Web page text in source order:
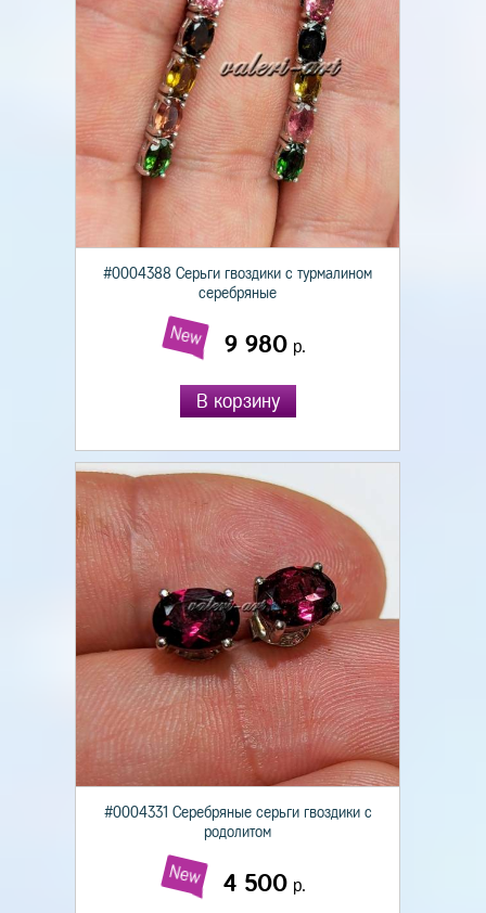
#0004388 Серьги гвоздики с турмалином
серебряные
New 9 980р.
В корзину
#0004331 Серебряные серьги гвоздики с
родолитом
New 4 500 р.